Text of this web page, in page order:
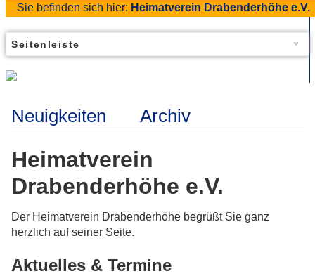
Sie befinden sich hier: Heimatverein Drabenderhöhe e.V.
Seitenleiste
Neuigkeiten Archiv
Heimatverein
Drabenderhöhe e.V.
Der Heimatverein Drabenderhöhe begrüßt Sie ganz
herzlich auf seiner Seite.
Aktuelles & Termine